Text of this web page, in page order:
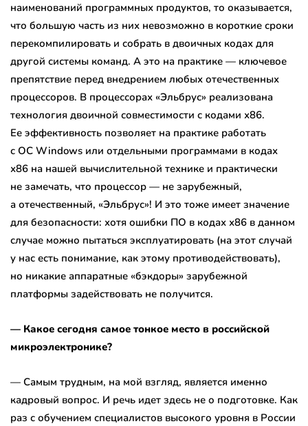
наименований программных продуктов, то оказывается,
что большую часть из них невозможно в короткие сроки
перекомпилировать и собрать в двоичных кодах для
другой системы команд. А это на практике — ключевое
препятствие перед внедрением любых отечественных
процессоров. В процессорах «Эльбрус» реализована
технология двоичной совместимости с кодами х86.
Ее эффективность позволяет на практике работать
с ОС Windows или отдельными программами в кодах
х86 на нашей вычислительной технике и практически
не замечать, что процессор — не зарубежный,
а отечественный, «Эльбрус»! И это тоже имеет значение
для безопасности: хотя ошибки ПО в кодах х86 в данном
случае можно пытаться эксплуатировать (на этот случай
у нас есть понимание, как этому противодействовать),
но никакие аппаратные «бэкдоры» зарубежной
платформы задействовать не получится.
— Какое сегодня самое тонкое место в российской
микроэлектронике?
— Самым трудным, на мой взгляд, является именно
кадровый вопрос. И речь идет здесь не о подготовке. Как
раз с обучением специалистов высокого уровня в России